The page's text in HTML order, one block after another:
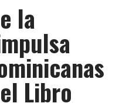
la
Libro